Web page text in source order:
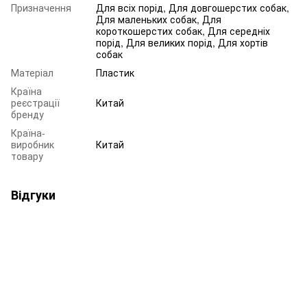
Призначення
Для всіх порід, Для довгошерстих собак,
Для маленьких собак, Для
короткошерстих собак, Для середніх
порід, Для великих порід, Для хортів
собак
Матеріал
Пластик
Країна
реєстрації
бренду
Китай
Країна-
виробник
товару
Китай
Відгуки